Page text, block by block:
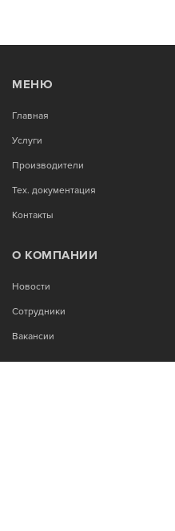
МЕНЮ
Главная
Услуги
Производители
Тех. документация
Контакты
О КОМПАНИИ
Новости
Сотрудники
Вакансии